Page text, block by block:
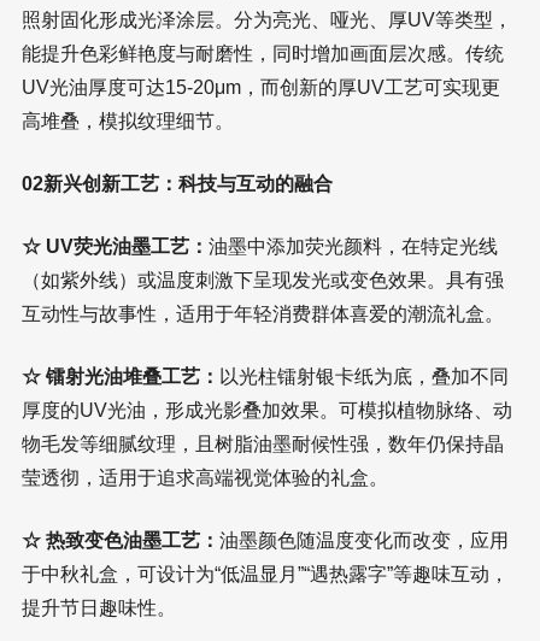
照射固化形成光泽涂层。分为亮光、哑光、厚UV等类型，
能提升色彩鲜艳度与耐磨性，同时增加画面层次感。传统
UV光油厚度可达15-20μm，而创新的厚UV工艺可实现更
高堆叠，模拟纹理细节。
02新兴创新工艺：科技与互动的融合
☆ UV荧光油墨工艺： 油墨中添加荧光颜料，在特定光线
（如紫外线）或温度刺激下呈现发光或变色效果。具有强
互动性与故事性，适用于年轻消费群体喜爱的潮流礼盒。
☆ 镭射光油堆叠工艺： 以光柱镭射银卡纸为底，叠加不同
厚度的UV光油，形成光影叠加效果。可模拟植物脉络、动
物毛发等细腻纹理，且树脂油墨耐候性强，数年仍保持晶
莹透彻，适用于追求高端视觉体验的礼盒。
☆ 热致变色油墨工艺： 油墨颜色随温度变化而改变，应用
于中秋礼盒，可设计为“低温显月”“遇热露字”等趣味互动，
提升节日趣味性。